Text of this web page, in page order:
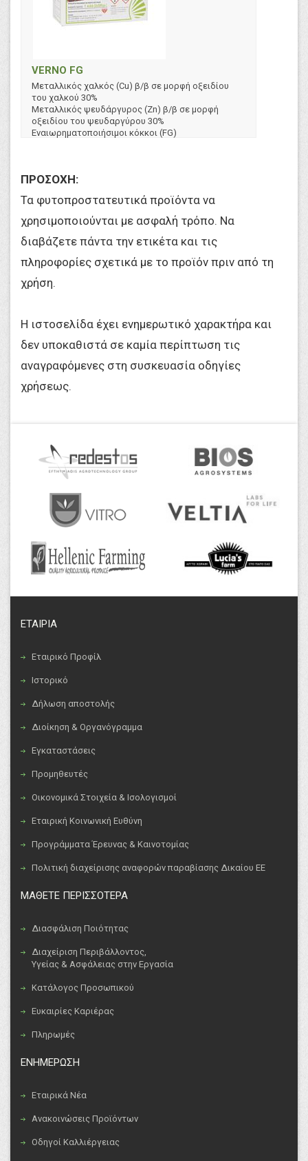
VERNO FG
Μεταλλικός χαλκός (Cu) β/β σε μορφή οξειδίου
του χαλκού 30%
Μεταλλικός ψευδάργυρος (Zn) β/β σε μορφή
οξειδίου του ψευδαργύρου 30%
Εναιωρηματοποιήσιμοι κόκκοι (FG)
ΠΡΟΣΟΧΗ:
Τα φυτοπροστατευτικά προϊόντα να
χρησιμοποιούνται με ασφαλή τρόπο. Να
διαβάζετε πάντα την ετικέτα και τις
πληροφορίες σχετικά με το προϊόν πριν από τη
χρήση.
Η ιστοσελίδα έχει ενημερωτικό χαρακτήρα και
δεν υποκαθιστά σε καμία περίπτωση τις
αναγραφόμενες στη συσκευασία οδηγίες
χρήσεως.
ΕΤΑΙΡΙΑ
Εταιρικό Προφίλ
Ιστορικό
Δήλωση αποστολής
Διοίκηση & Οργανόγραμμα
Εγκαταστάσεις
Προμηθευτές
Οικονομικά Στοιχεία & Ισολογισμοί
Εταιρική Κοινωνική Ευθύνη
Προγράμματα Έρευνας & Καινοτομίας
Πολιτική διαχείρισης αναφορών παραβίασης Δικαίου ΕΕ
ΜΑΘΕΤΕ ΠΕΡΙΣΣΟΤΕΡΑ
Διασφάλιση Ποιότητας
Διαχείριση Περιβάλλοντος,
Υγείας & Ασφάλειας στην Εργασία
Κατάλογος Προσωπικού
Ευκαιρίες Καριέρας
Πληρωμές
ΕΝΗΜΕΡΩΣΗ
Εταιρικά Νέα
Ανακοινώσεις Προϊόντων
Οδηγοί Καλλιέργειας